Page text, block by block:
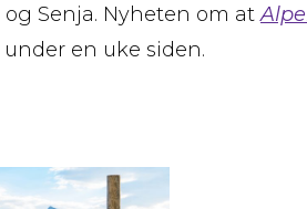
Senja. Nyheten om at
en uke siden.